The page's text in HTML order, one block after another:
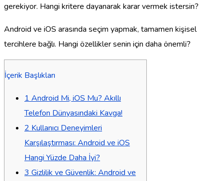
gerekiyor. Hangi kritere dayanarak karar vermek istersin?
Android ve iOS arasında seçim yapmak, tamamen kişisel
tercihlere bağlı. Hangi özellikler senin için daha önemli?
İçerik Başlıkları
1 Android Mi, iOS Mu? Akıllı
Telefon Dünyasındaki Kavga!
2 Kullanıcı Deneyimleri
Karşılaştırması: Android ve iOS
Hangi Yüzde Daha İyi?
3 Gizlilik ve Güvenlik: Android ve